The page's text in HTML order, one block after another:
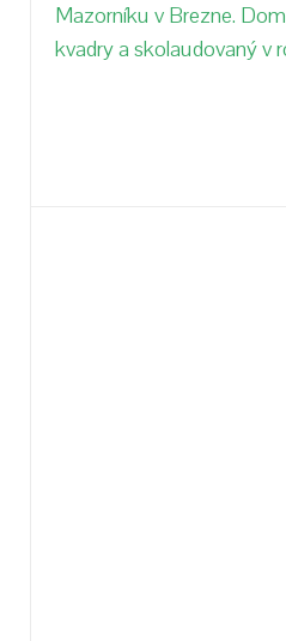
Mazorníku v Brezne.
kvadry a skolaudovaný v